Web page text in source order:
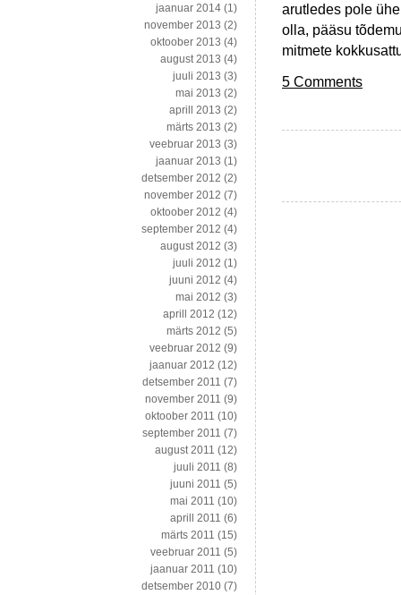
arutledes pole
olla, pääsu
mitmete
5 Comments
jaanuar 2014 (1)
november 2013 (2)
oktoober 2013 (4)
august 2013 (4)
juuli 2013 (3)
mai 2013 (2)
aprill 2013 (2)
märts 2013 (2)
veebruar 2013 (3)
jaanuar 2013 (1)
detsember 2012 (2)
november 2012 (7)
oktoober 2012 (4)
september 2012 (4)
august 2012 (3)
juuli 2012 (1)
juuni 2012 (4)
mai 2012 (3)
aprill 2012 (12)
märts 2012 (5)
veebruar 2012 (9)
jaanuar 2012 (12)
detsember 2011 (7)
november 2011 (9)
oktoober 2011 (10)
september 2011 (7)
august 2011 (12)
juuli 2011 (8)
juuni 2011 (5)
mai 2011 (10)
aprill 2011 (6)
märts 2011 (15)
veebruar 2011 (5)
jaanuar 2011 (10)
detsember 2010 (7)